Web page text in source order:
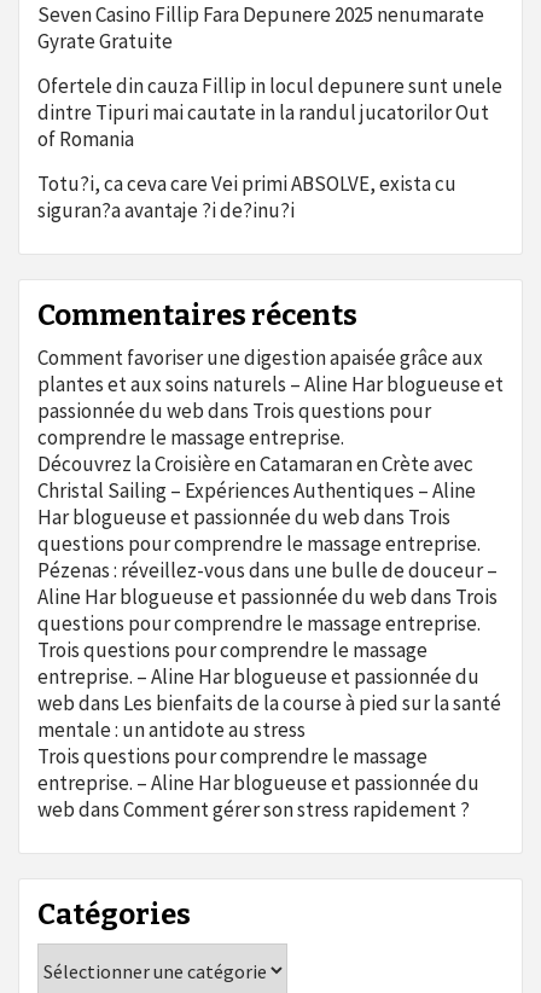
Seven Casino Fillip Fara Depunere 2025 nenumarate
Gyrate Gratuite
Ofertele din cauza Fillip in locul depunere sunt unele
dintre Tipuri mai cautate in la randul jucatorilor Out
of Romania
Totu?i, ca ceva care Vei primi ABSOLVE, exista cu
siguran?a avantaje ?i de?inu?i
Commentaires récents
Comment favoriser une digestion apaisée grâce aux
plantes et aux soins naturels – Aline Har blogueuse et
passionnée du webdans Trois questions pour
comprendre le massage entreprise.
Découvrez la Croisière en Catamaran en Crète avec
Christal Sailing – Expériences Authentiques – Aline
Har blogueuse et passionnée du webdans Trois
questions pour comprendre le massage entreprise.
Pézenas : réveillez-vous dans une bulle de douceur –
Aline Har blogueuse et passionnée du webdans Trois
questions pour comprendre le massage entreprise.
Trois questions pour comprendre le massage
entreprise. – Aline Har blogueuse et passionnée du
webdans Les bienfaits de la course à pied sur la santé
mentale : un antidote au stress
Trois questions pour comprendre le massage
entreprise. – Aline Har blogueuse et passionnée du
webdansComment gérer son stress rapidement ?
Catégories